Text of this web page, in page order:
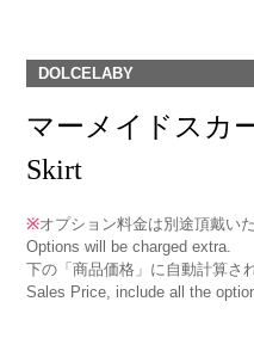
DOLCELABY
マーメイドスカ
Skirt
※オプション料金は別途頂戴いた
Options will be charged extra.
下の「商品価格」に自動計算さ
Sales Price, include all the